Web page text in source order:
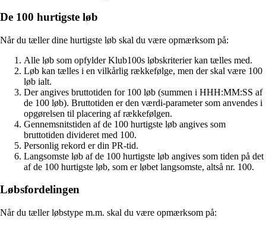
De 100 hurtigste løb
Når du tæller dine hurtigste løb skal du være opmærksom på:
Alle løb som opfylder Klub100s løbskriterier kan tælles med.
Løb kan tælles i en vilkårlig rækkefølge, men der skal være 100
løb ialt.
Der angives bruttotiden for 100 løb (summen i HHH:MM:SS af
de 100 løb). Bruttotiden er den værdi-parameter som anvendes i
opgørelsen til placering af rækkefølgen.
Gennemsnitstiden af de 100 hurtigste løb angives som
bruttotiden divideret med 100.
Personlig rekord er din PR-tid.
Langsomste løb af de 100 hurtigste løb angives som tiden på det
af de 100 hurtigste løb, som er løbet langsomste, altså nr. 100.
Løbsfordelingen
Når du tæller løbstype m.m. skal du være opmærksom på: